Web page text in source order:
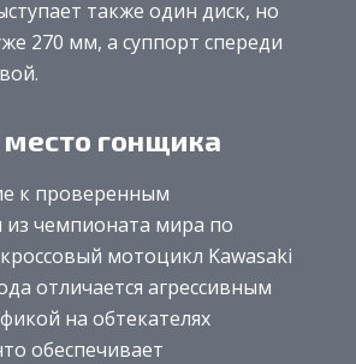
также один диск, но
270 мм, а суппорт спереди
гонщика
к проверенным
из чемпионата мира по
мотоцикл Kawasaki
отличается агрессивным
на обтекателях
обеспечивает